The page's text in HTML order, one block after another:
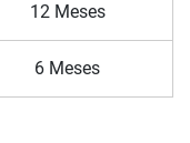
12 Meses
6 Meses